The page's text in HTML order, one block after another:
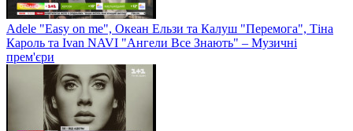
Adele "Easy on me", Океан Ельзи та Калуш "Перемога", Тіна
Кароль та Ivan NAVI "Ангели Все Знають" – Музичні
прем'єри